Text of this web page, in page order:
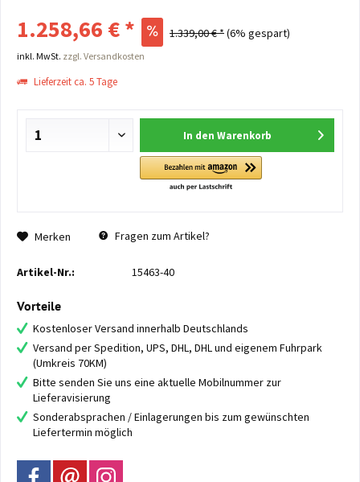
1.258,66 € * 1.339,00 € *(6% gespart)
inkl. MwSt. zzgl. Versandkosten
Lieferzeit ca. 5 Tage
In den Warenkorb
Merken Fragen zum Artikel?
Artikel-Nr.: 15463-40
Vorteile
Kostenloser Versand innerhalb Deutschlands
Versand per Spedition, UPS, DHL, DHL und eigenem Fuhrpark
(Umkreis 70KM)
Bitte senden Sie uns eine aktuelle Mobilnummer zur
Lieferavisierung
Sonderabsprachen / Einlagerungen bis zum gewünschten
Liefertermin möglich